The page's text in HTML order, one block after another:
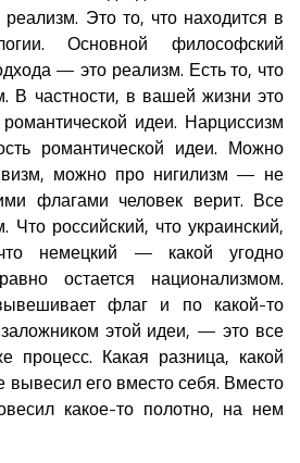
Это то, что находится в
Основной философский
— это реализм. Есть то, что
В частности, в вашей жизни это
идеи. Нарциссизм
романтической идеи. Можно
можно про нигилизм — не
флагами человек верит. Все
Что российский, что украинский,
немецкий — какой угодно
остается национализмом.
флаг и по какой-то
этой идеи, — это все
процесс. Какая разница, какой
его вместо себя. Вместо
какое-то полотно, на нем